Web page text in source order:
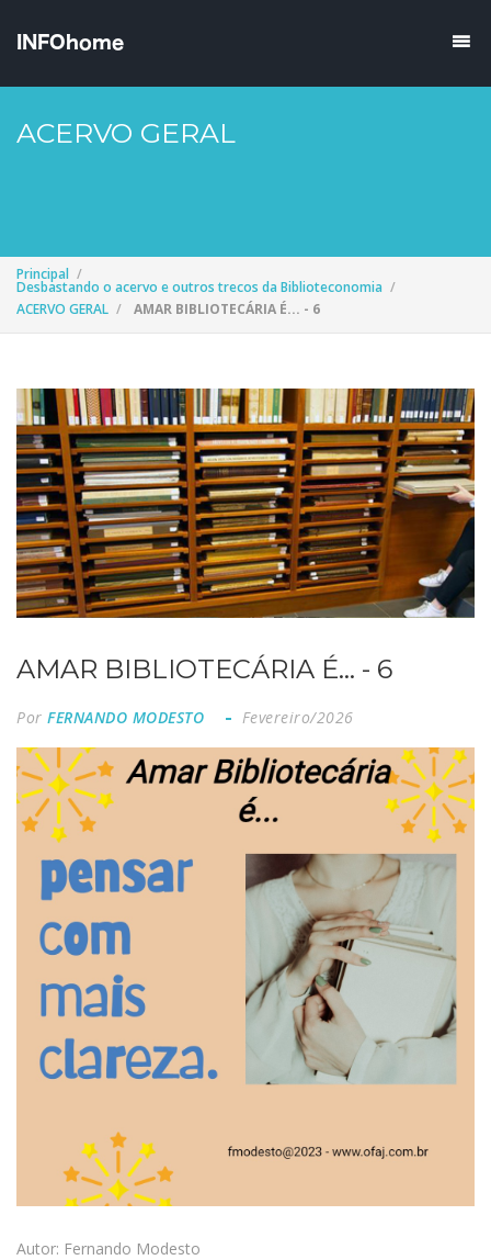
ACERVO GERAL
Principal
Desbastando o acervo e outros trecos da Biblioteconomia
ACERVO GERAL
AMAR BIBLIOTECÁRIA É... - 6
AMAR BIBLIOTECÁRIA É... - 6
Por FERNANDO MODESTO Fevereiro/2026
Autor: Fernando Modesto